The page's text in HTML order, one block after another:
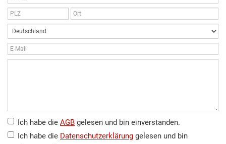
Ich habe die AGB gelesen und bin einverstanden.
Ich habe die Datenschutzerklärung gelesen und bin